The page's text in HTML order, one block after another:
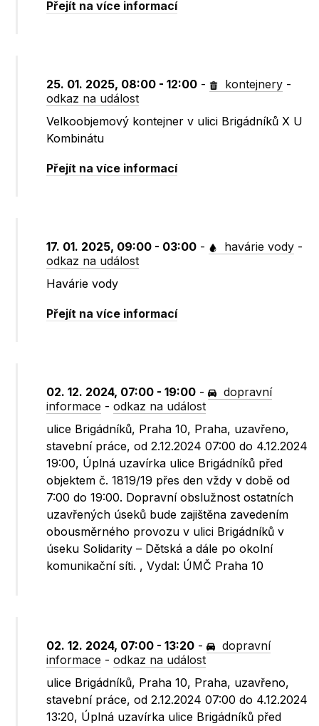
Přejít na více informací
25. 01. 2025, 08:00 - 12:00 - kontejnery -
odkaz na událost
Velkoobjemový kontejner v ulici Brigádníků X U
Kombinátu
Přejít na více informací
17. 01. 2025, 09:00 - 03:00 - havárie vody -
odkaz na událost
Havárie vody
Přejít na více informací
02. 12. 2024, 07:00 - 19:00 -
dopravní
informace -odkaz na událost
ulice Brigádníků, Praha 10, Praha, uzavřeno,
stavební práce, od 2.12.2024 07:00 do 4.12.2024
19:00, Úplná uzavírka ulice Brigádníků před
objektem č. 1819/19 přes den vždy v době od
7:00 do 19:00. Dopravní obslužnost ostatních
uzavřených úseků bude zajištěna zavedením
obousměrného provozu v ulici Brigádníků v
úseku Solidarity – Dětská a dále po okolní
komunikační síti. , Vydal: ÚMČ Praha 10
02. 12. 2024, 07:00 - 13:20 -
dopravní
informace -odkaz na událost
ulice Brigádníků, Praha 10, Praha, uzavřeno,
stavební práce, od 2.12.2024 07:00 do 4.12.2024
13:20, Úplná uzavírka ulice Brigádníků před